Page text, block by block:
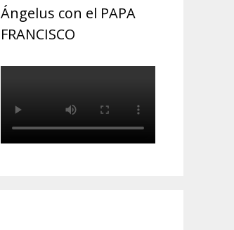
Ángelus con el PAPA
FRANCISCO